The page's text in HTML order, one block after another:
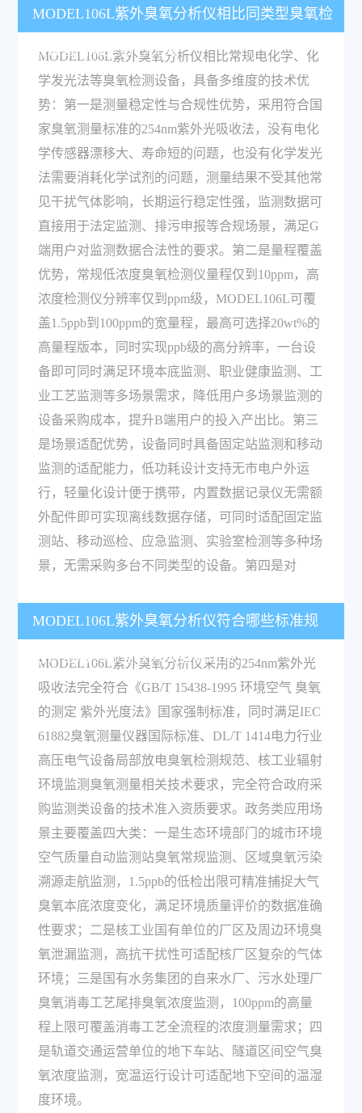
MODEL106L紫外臭氧分析仪相比同类型臭氧检
测设备有哪些核心优势？
MODEL106L紫外臭氧分析仪相比常规电化学、化
学发光法等臭氧检测设备，具备多维度的技术优
势：第一是测量稳定性与合规性优势，采用符合国
家臭氧测量标准的254nm紫外光吸收法，没有电化
学传感器漂移大、寿命短的问题，也没有化学发光
法需要消耗化学试剂的问题，测量结果不受其他常
见干扰气体影响，长期运行稳定性强，监测数据可
直接用于法定监测、排污申报等合规场景，满足G
端用户对监测数据合法性的要求。第二是量程覆盖
优势，常规低浓度臭氧检测仪量程仅到10ppm，高
浓度检测仪分辨率仅到ppm级，MODEL106L可覆
盖1.5ppb到100ppm的宽量程，最高可选择20wt%的
高量程版本，同时实现ppb级的高分辨率，一台设
备即可同时满足环境本底监测、职业健康监测、工
业工艺监测等多场景需求，降低用户多场景监测的
设备采购成本，提升B端用户的投入产出比。第三
是场景适配优势，设备同时具备固定站监测和移动
监测的适配能力，低功耗设计支持无市电户外运
行，轻量化设计便于携带，内置数据记录仪无需额
外配件即可实现离线数据存储，可同时适配固定监
测站、移动巡检、应急监测、实验室检测等多种场
景，无需采购多台不同类型的设备。第四是对
MODEL106L紫外臭氧分析仪符合哪些标准规
范？适用于哪些政务类监测场景？
MODEL106L紫外臭氧分析仪采用的254nm紫外光
吸收法完全符合《GB/T 15438-1995 环境空气 臭氧
的测定 紫外光度法》国家强制标准，同时满足IEC
61882臭氧测量仪器国际标准、DL/T 1414电力行业
高压电气设备局部放电臭氧检测规范、核工业辐射
环境监测臭氧测量相关技术要求，完全符合政府采
购监测类设备的技术准入资质要求。政务类应用场
景主要覆盖四大类：一是生态环境部门的城市环境
空气质量自动监测站臭氧常规监测、区域臭氧污染
溯源走航监测，1.5ppb的低检出限可精准捕捉大气
臭氧本底浓度变化，满足环境质量评价的数据准确
性要求；二是核工业国有单位的厂区及周边环境臭
氧泄漏监测，高抗干扰性可适配核厂区复杂的气体
环境；三是国有水务集团的自来水厂、污水处理厂
臭氧消毒工艺尾排臭氧浓度监测，100ppm的高量
程上限可覆盖消毒工艺全流程的浓度测量需求；四
是轨道交通运营单位的地下车站、隧道区间空气臭
氧浓度监测，宽温运行设计可适配地下空间的温湿
度环境。